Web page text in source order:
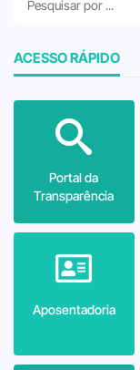
ACESSO RÁPIDO
Portal da
Transparência
Aposentadoria